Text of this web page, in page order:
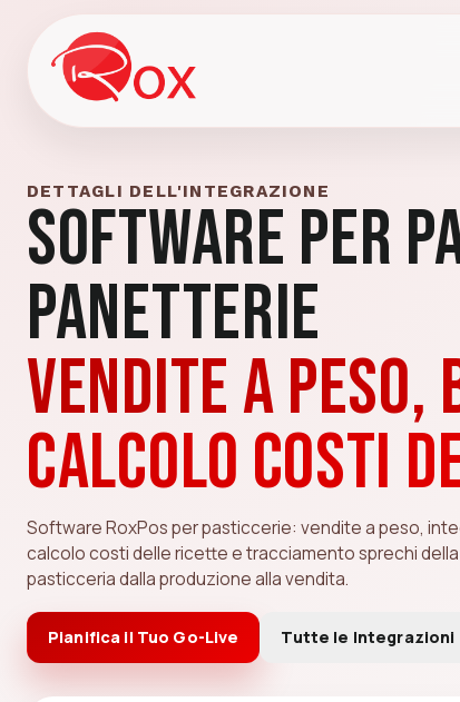
DETTAGLI DELL'INTEGRAZIONE
Software per
Panetterie
Vendite a
calcolo costi
Software RoxPos per pasticcerie: vendite a peso,
calcolo costi delle ricette e tracciamento sprechi della
pasticceria dalla produzione alla vendita.
Pianifica il Tuo Go-Live Tutte le Integrazioni